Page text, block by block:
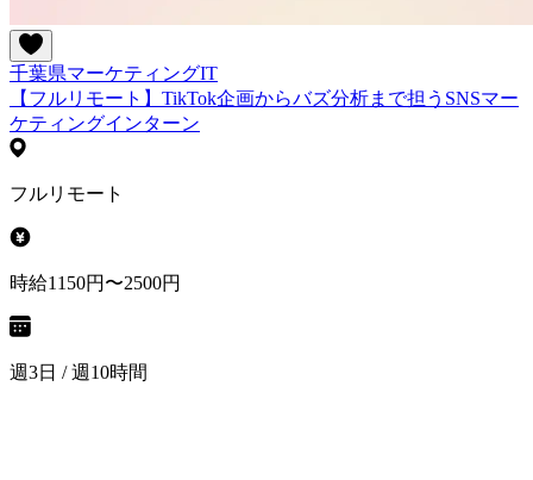
千葉県マーケティングIT
【フルリモート】TikTok企画からバズ分析まで担うSNSマー
ケティングインターン
フルリモート
時給1150円〜2500円
週3日 / 週10時間